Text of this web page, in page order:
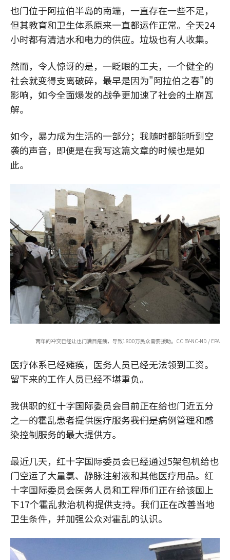
也门位于阿拉伯半岛的南端，一直存在一些不足，
但其教育和卫生体系原来一直都运作正常。全天24
小时都有清洁水和电力的供应。垃圾也有人收集。
然而，令人惊讶的是，一眨眼的工夫，一个健全的
社会就变得支离破碎，最早是因为"阿拉伯之春"的
影响，如今全面爆发的战争更加速了社会的土崩瓦
解。
如今，暴力成为生活的一部分；我随时都能听到空
袭的声音，即便是在我写这篇文章的时候也是如
此。
两年的冲突已经让也门满目疮痍，导致1800万民众需要援助。CC BY-NC-ND / EPA
医疗体系已经瘫痪，医务人员已经无法领到工资。
留下来的工作人员已经不堪重负。
我供职的红十字国际委员会目前正在给也门近五分
之一的霍乱患者提供医疗服务――我们是病例管理和感
染控制服务的最大提供方。
最近几天，红十字国际委员会已经通过5架包机给也
门空运了大量氯、静脉注射液和其他医疗用品。红
十字国际委员会医务人员和工程师们正在给该国上
下17个霍乱救治机构提供支持。我们正在改善当地
卫生条件，并加强公众对霍乱的认识。